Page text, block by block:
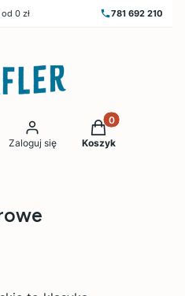
0 zł 781 692 210
wyszukiwarkę
Zaloguj się
Produkty w
Koszyk